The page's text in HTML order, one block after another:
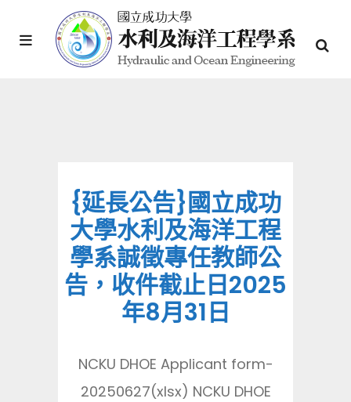
{延長公告}國立成功
大學水利及海洋工程
學系誠徵專任教師公
告，收件截止日2025
年8月31日
NCKU DHOE Applicant form-
20250627(xlsx) NCKU DHOE